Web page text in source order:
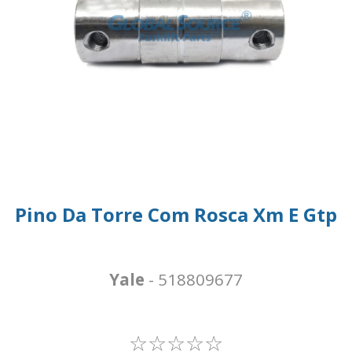
Pino Da Torre Com Rosca Xm E Gtp
Yale - 518809677
☆☆☆☆☆